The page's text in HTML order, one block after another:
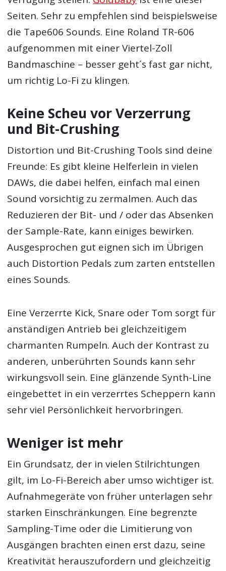
Seiten. Sehr zu empfehlen sind beispielsweise
die Tape606 Sounds. Eine Roland TR-606
aufgenommen mit einer Viertel-Zoll
Bandmaschine – besser geht´s fast gar nicht,
um richtig Lo-Fi zu klingen.
Keine Scheu vor Verzerrung
und Bit-Crushing
Distortion und Bit-Crushing Tools sind deine
Freunde: Es gibt kleine Helferlein in vielen
DAWs, die dabei helfen, einfach mal einen
Sound vorsichtig zu zermalmen. Auch das
Reduzieren der Bit- und / oder das Absenken
der Sample-Rate, kann einiges bewirken.
Ausgesprochen gut eignen sich im Übrigen
auch Distortion Pedals zum zarten entstellen
eines Sounds.
Eine Verzerrte Kick, Snare oder Tom sorgt für
anständigen Antrieb bei gleichzeitigem
charmanten Rumpeln. Auch der Kontrast zu
anderen, unberührten Sounds kann sehr
wirkungsvoll sein. Eine glänzende Synth-Line
eingebettet in ein verzerrtes Scheppern kann
sehr viel Persönlichkeit hervorbringen.
Weniger ist mehr
Ein Grundsatz, der in vielen Stilrichtungen
gilt, im Lo-Fi-Bereich aber umso wichtiger ist.
Aufnahmegeräte von früher unterlagen sehr
starken Einschränkungen. Eine begrenzte
Sampling-Time oder die Limitierung von
Ausgängen brachten einen erst dazu, seine
Kreativität herauszufordern und gleichzeitig